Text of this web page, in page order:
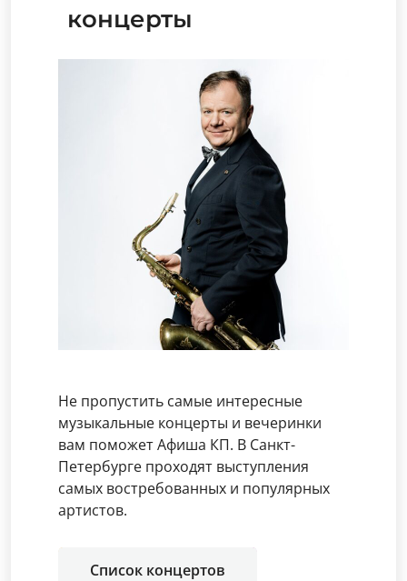
концерты
Не пропустить самые интересные
музыкальные концерты и вечеринки
вам поможет Афиша КП. В Санкт-
Петербурге проходят выступления
самых востребованных и популярных
артистов.
Список концертов